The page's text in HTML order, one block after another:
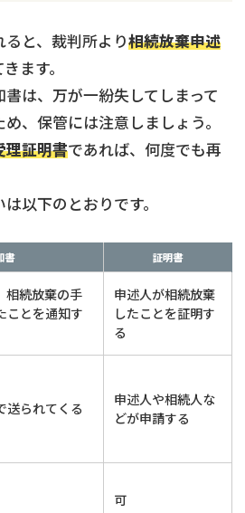
と、裁判所より相続放棄申述
ます。
は、万が一紛失してしまって
、保管には注意しましょう。
理証明書であれば、何度でも再
以下のとおりです。
書 証明書
相続放棄の手
ことを通知す
申述人が相続放棄
したことを証明す
る
送られてくる
申述人や相続人な
どが申請する
可